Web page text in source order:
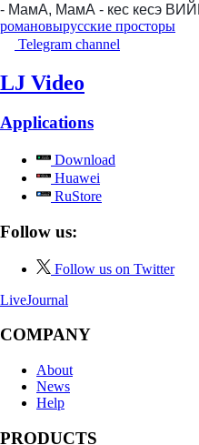
- МамА, МамА - кес кесэ
романовырусские просторы
Telegram channel
LJ Video
Applications
Download
Huawei
RuStore
Follow us:
Follow us on Twitter
LiveJournal
COMPANY
About
News
Help
PRODUCTS